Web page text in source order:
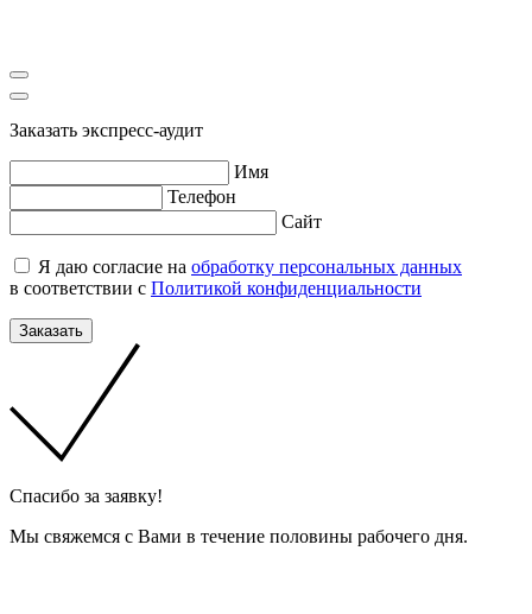
Заказать экспресс-аудит
Имя
Телефон
Сайт
Я даю согласие на обработку персональных данных
в соответствии с Политикой конфиденциальности
Заказать
Cпасибо за заявку!
Мы свяжемся с Вами в течение половины рабочего дня.